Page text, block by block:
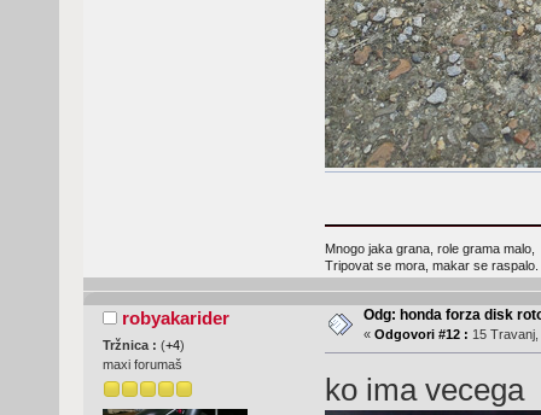
Mnogo jaka grana, role grama malo,
Tripovat se mora, makar se raspalo.
robyakarider
Tržnica : (+4)
maxi forumaš
Odg: honda forza disk
« Odgovori #12 : 15
ko ima vecega